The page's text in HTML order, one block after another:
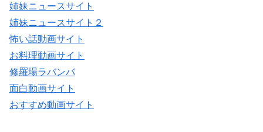
姉妹ニュースサイト
姉妹ニュースサイト２
怖い話動画サイト
お料理動画サイト
修羅場ラバンバ
面白動画サイト
おすすめ動画サイト